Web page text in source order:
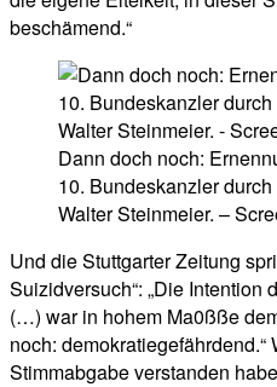
beschämend.“
Dann doch noch:
10. Bundeskanzler
Walter Steinmeier. –
Und die Stuttgarter Zeitung
Suizidversuch“: „Die Intention
(…) war in hohem Ma0ßße
noch:
Stimmabgabe verstanden